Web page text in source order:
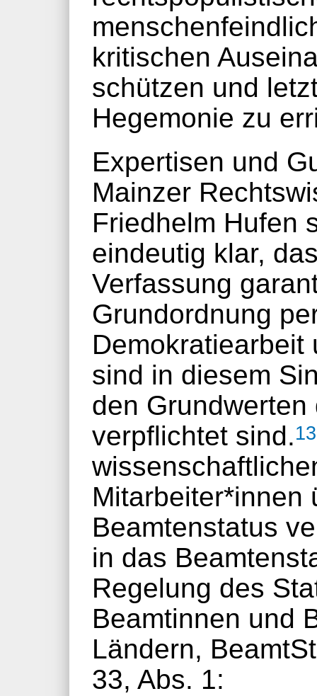
kritischen
schützen und
Hegemonie zu
Expertisen und
Mainzer
Friedhelm Hufen
eindeutig klar,
Verfassung
Grundordnung
Demokratiearbeit
sind in diesem
den
verpflichtet sind.13
Mitarbeiter*innen
Beamtenstatus
in das
Regelung des
Beamtinnen und
Ländern,
33, Abs. 1: